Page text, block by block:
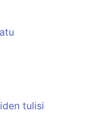
tulisi